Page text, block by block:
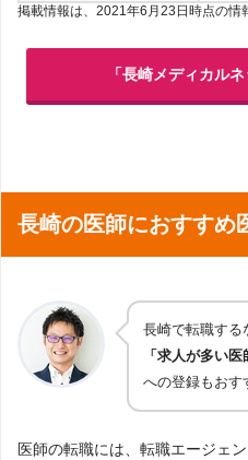
掲載情報は、2021年6月23日時点の情
「長崎メディカル
長崎の医師におすすめ
長崎で転職する
「求人が多い医
への登録もおす
医師の転職には、転職エージェ